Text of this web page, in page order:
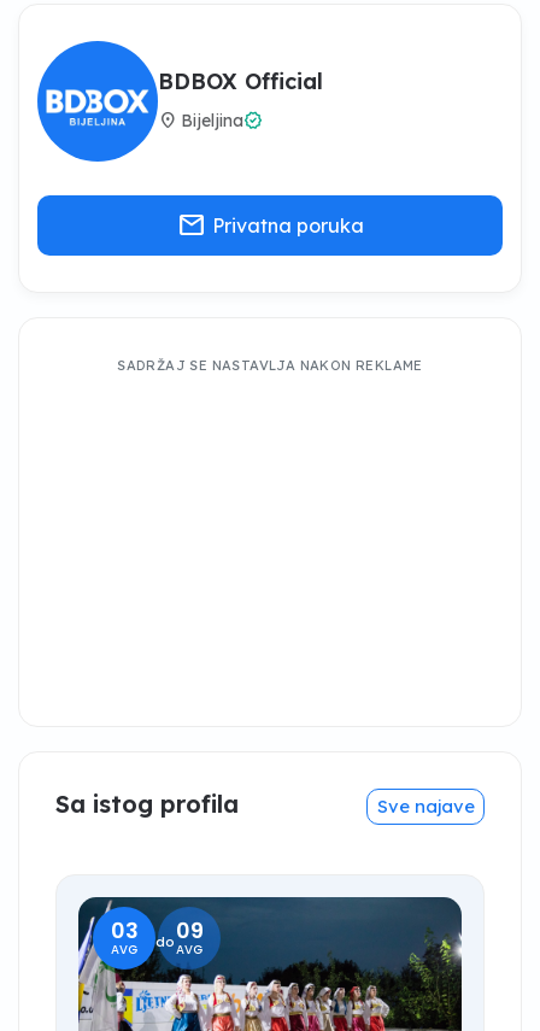
BDBOX Official
location_on Bijeljinaverified
mail Privatna poruka
SADRŽAJ SE NASTAVLJA NAKON REKLAME
Sa istog profila Sve najave
03
AVG
09
AVG
do